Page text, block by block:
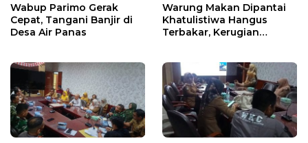
Wabup Parimo Gerak
Cepat, Tangani Banjir di
Desa Air Panas
Warung Makan Dipantai
Khatulistiwa Hangus
Terbakar, Kerugian